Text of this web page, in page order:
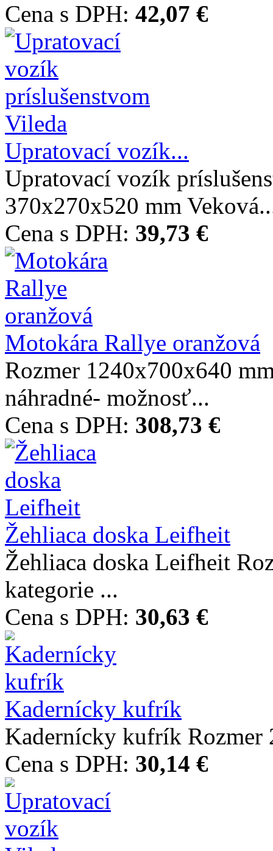
Cena s DPH: 42,07 €
Upratovací vozík...
Upratovací vozík
370x270x520 mm
Cena s DPH: 39,73 €
Motokára Rallye oranžová
Rozmer 1240x700x640
náhradné- možnosť...
Cena s DPH: 308,73 €
Žehliaca doska Leifheit
Žehliaca doska Leifheit
kategorie ...
Cena s DPH: 30,63 €
Kadernícky kufrík
Kadernícky kufrík Rozmer
Cena s DPH: 30,14 €